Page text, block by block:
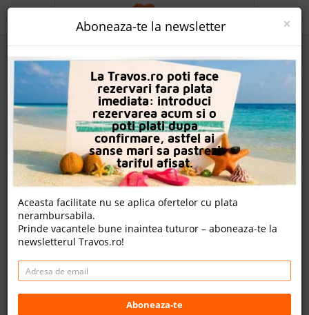
Hotel Charmillion Gardens Aqua Park
Nota
8.6 8.8
1159
evaluari
9.3
2280
evaluari
1677
evaluari
Un review , nota Travos: 8.1
Nabq Bay, Sharm El Sheikh, Egipt
PROMO
CAUTA REZERVARE
OFERTA PERSONALIZATA
DESPRE NOI
LOGIN
CAZARE
CHARTER AVION
CAZARE + AUTOCAR
CONTACT
×
Aboneaza-te la newsletter
La Travos.ro poti face
rezervari fara plata
imediata: introduci
rezervarea acum si o
poti plati dupa
confirmare, astfel ai
sanse mari sa pastrezi
tariful afisat.
Aceasta facilitate nu se aplica ofertelor cu plata
nerambursabila.
Prinde vacantele bune inaintea tuturor – aboneaza-te la
newsletterul Travos.ro!
Aboneaza-te